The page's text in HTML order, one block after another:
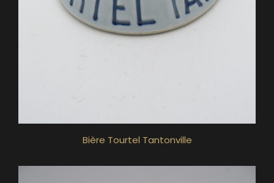
Bière Tourtel Tantonville